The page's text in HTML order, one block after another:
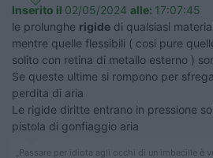
Inserito il 02/05/2024 alle: 17:07:45
le prolunghe rigide di qualsiasi
mentre quelle flessibili ( cosi pure
solito con retina di metallo esterno )
​​​​​​Se queste ultime si rompono per
perdita di aria
Le rigide diritte entrano in pressione
pistola di gonfiaggio aria
„Passare per idiota agli occhi di un imbecille è